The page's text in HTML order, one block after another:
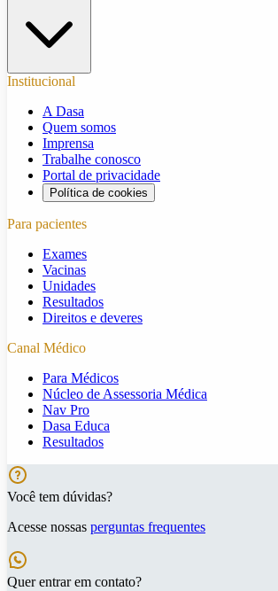
Institucional
A Dasa
Quem somos
Imprensa
Trabalhe conosco
Portal de privacidade
Política de cookies
Para pacientes
Exames
Vacinas
Unidades
Resultados
Direitos e deveres
Canal Médico
Para Médicos
Núcleo de Assessoria Médica
Nav Pro
Dasa Educa
Resultados
Você tem dúvidas?
Acesse nossas perguntas frequentes
Quer entrar em contato?